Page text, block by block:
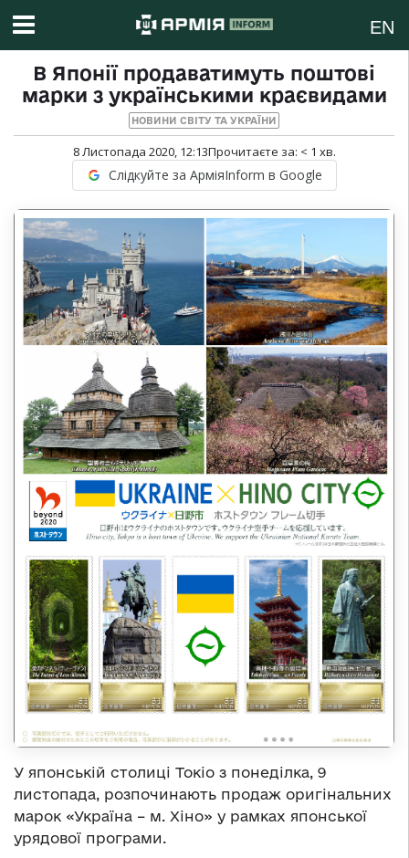
EN
В Японії продаватимуть поштові
марки з українськими краєвидами
НОВИНИ СВІТУ ТА УКРАЇНИ
8 Листопада 2020, 12:13Прочитаєте за: < 1 хв.
Слідкуйте за АрміяInform в Google
У японській столиці Токіо з понеділка, 9
листопада, розпочинають продаж оригінальних
марок «Україна – м. Хіно» у рамках японської
урядової програми.